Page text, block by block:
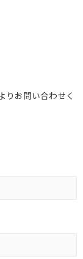
りお問い合わせく